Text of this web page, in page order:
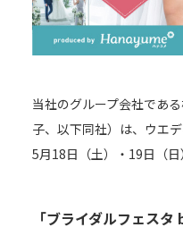
当社のグループ会社であ
子、以下同社）は、ウエ
5月18日（土）・19日（日
「ブライダルフェス